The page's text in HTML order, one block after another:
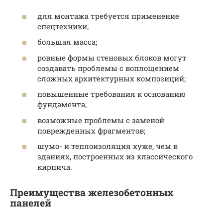
для монтажа требуется применение
спецтехники;
большая масса;
ровные формы стеновых блоков могут
создавать проблемы с воплощением
сложных архитектурных композиций;
повышенные требования к основанию
фундамента;
возможные проблемы с заменой
поврежденных фрагментов;
шумо- и теплоизоляция хуже, чем в
зданиях, построенных из классического
кирпича.
Преимущества железобетонных
панелей